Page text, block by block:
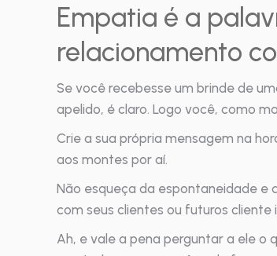
Empatia é a
relacionamento
Se você recebesse um brinde de
apelido, é claro. Logo você, como
Crie a sua própria mensagem na
aos montes por aí.
Não esqueça da espontaneidade e
com seus clientes ou futuros
Ah, e vale a pena perguntar a ele o